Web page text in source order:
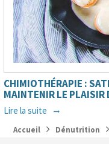
Accueil Dénutrition
CHIMIOTHÉRAPIE :
MAINTENIR LE PLAISIR
Lire la suite